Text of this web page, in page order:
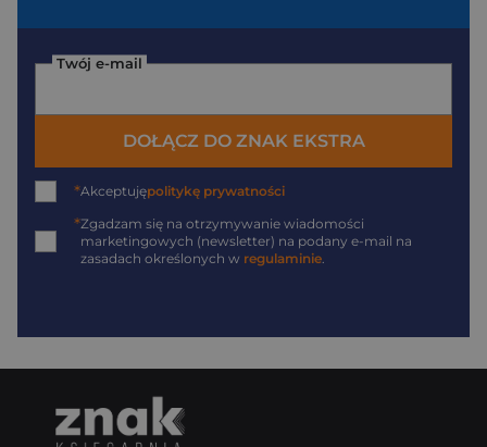
Twój e-mail
DOŁĄCZ DO ZNAK EKSTRA
*Akceptujępolitykę prywatności
*Zgadzam się na otrzymywanie wiadomości
marketingowych (newsletter) na podany e-mail na
zasadach określonych w regulaminie.